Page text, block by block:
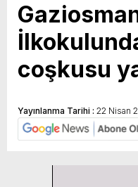
coşkusu
Yayınlanma Tarihi : 22 Nisan